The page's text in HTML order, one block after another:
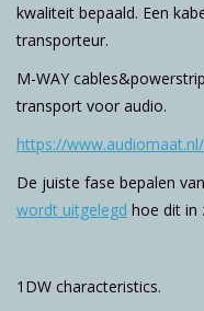
kwaliteit bepaald. Een
transporteur.
M-WAY
transport voor audio.
https://
De juiste fase bepalen
wordt uitgelegd hoe dit in
1DW characteristics.